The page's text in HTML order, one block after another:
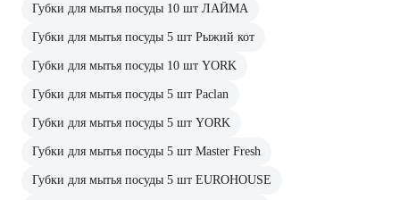
Губки для мытья посуды 10 шт ЛАЙМА
Губки для мытья посуды 5 шт Рыжий кот
Губки для мытья посуды 10 шт YORK
Губки для мытья посуды 5 шт Paclan
Губки для мытья посуды 5 шт YORK
Губки для мытья посуды 5 шт Master Fresh
Губки для мытья посуды 5 шт EUROHOUSE